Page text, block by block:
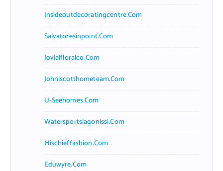
Insideoutdecoratingcentre.com
Salvatoresinpoint.com
Jovialfloralco.com
Johnlscotthometeam.com
U-Seehomes.com
Watersportslagonissi.com
Mischieffashion.com
Eduwyre.com